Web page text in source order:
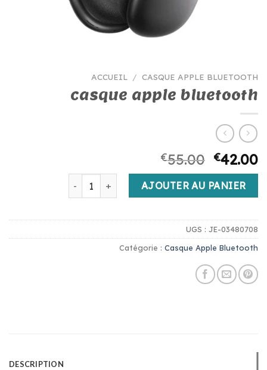
ACCUEIL / CASQUE APPLE BLUETOOTH
casque apple bluetooth
€55.00 €42.00
quantité de casque apple bluetooth
AJOUTER AU PANIER
UGS : JE-03480708
Catégorie : Casque Apple Bluetooth
DESCRIPTION